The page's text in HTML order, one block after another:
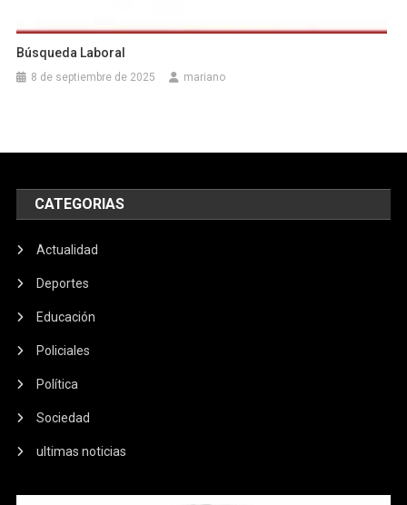
Búsqueda Laboral
8 de septiembre de 2025 mariano
CATEGORIAS
Actualidad
Deportes
Educación
Policiales
Política
Sociedad
ultimas noticias